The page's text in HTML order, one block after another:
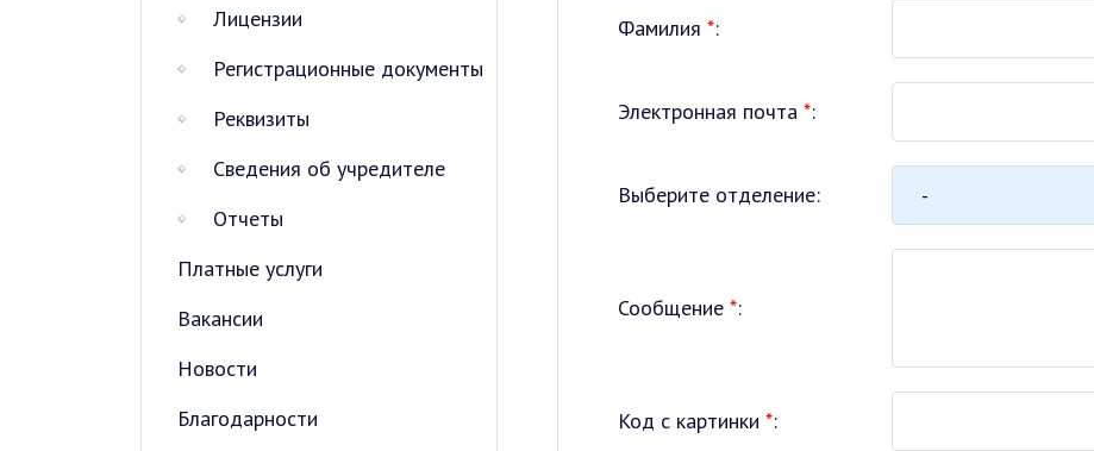
Лицензии
Регистрационные документы
Реквизиты
Сведения об учредителе
Отчеты
Платные услуги
Вакансии
Новости
Благодарности
Фамилия *:
Электронная почта *:
Выберите отделение:
Сообщение *:
Код с картинки *: